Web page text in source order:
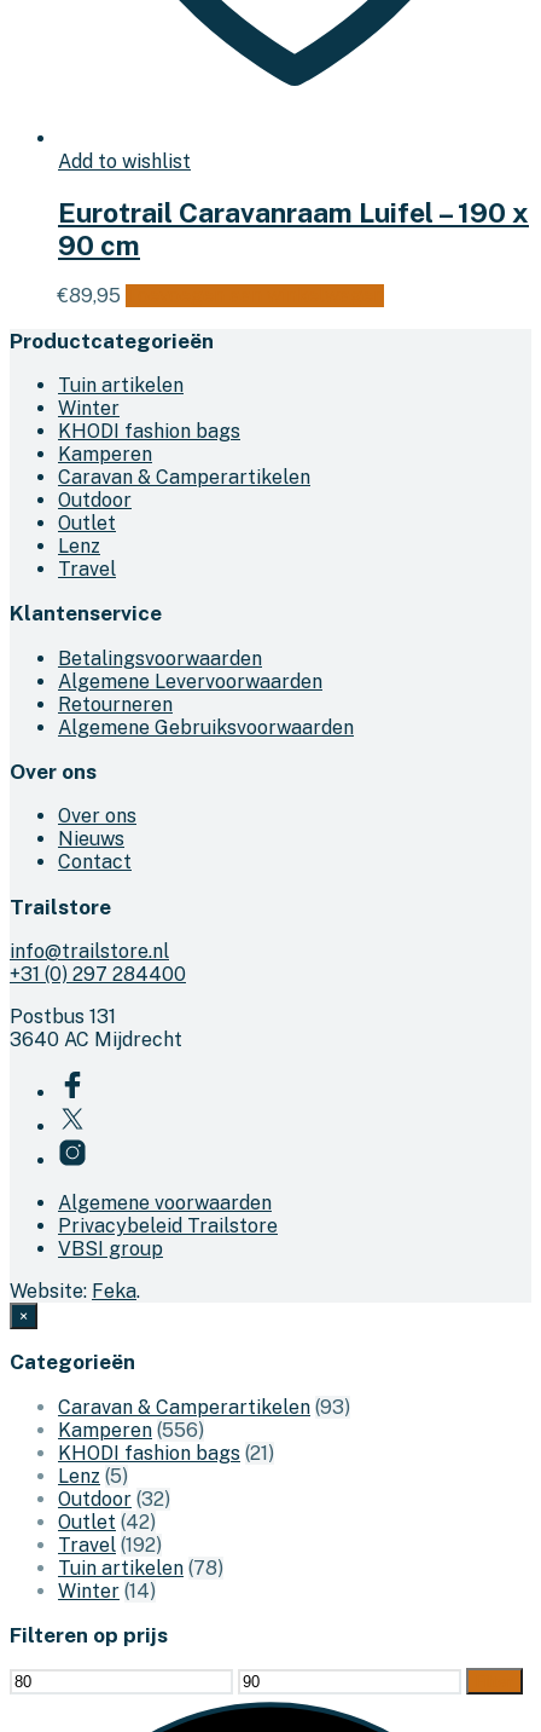
Add to wishlist
Eurotrail Caravanraam Luifel – 190 x
90 cm
€89,95
Productcategorieën
Tuin artikelen
Winter
KHODI fashion bags
Kamperen
Caravan & Camperartikelen
Outdoor
Outlet
Lenz
Travel
Klantenservice
Betalingsvoorwaarden
Algemene Levervoorwaarden
Retourneren
Algemene Gebruiksvoorwaarden
Over ons
Over ons
Nieuws
Contact
Trailstore
info@trailstore.nl
+31 (0) 297 284400
Postbus 131
3640 AC Mijdrecht
Algemene voorwaarden
Privacybeleid Trailstore
VBSI group
Website: Feka.
×
Categorieën
Caravan & Camperartikelen (93)
Kamperen (556)
KHODI fashion bags (21)
Lenz (5)
Outdoor (32)
Outlet (42)
Travel (192)
Tuin artikelen (78)
Winter (14)
Filteren op prijs
Min.
prijs
Max.
prijs